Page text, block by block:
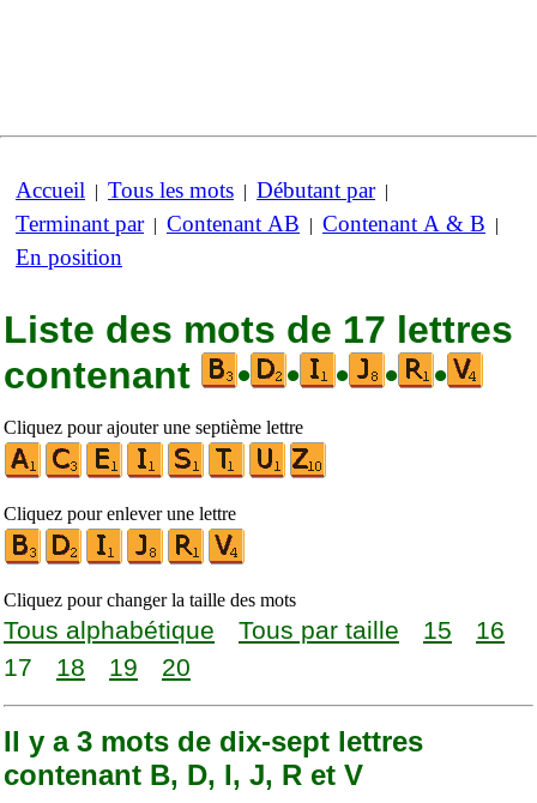
Accueil | Tous les mots | Débutant par|
Terminant par| Contenant AB | Contenant A & B |
En position
Liste des mots de 17 lettres
contenant
• • • • •
Cliquez pour ajouter une septième lettre
Cliquez pour enlever une lettre
Cliquez pour changer la taille des mots
Tous alphabétique Tous par taille 15
16
17
18 19 20
Il y a 3 mots de dix-sept lettres
contenant B, D, I, J, R et V